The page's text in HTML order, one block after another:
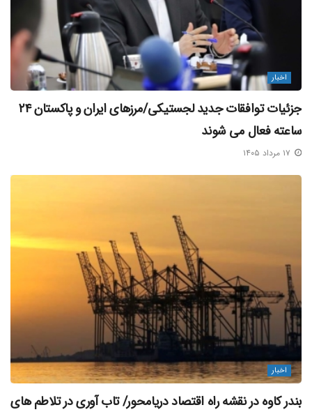
اخبار
جزئیات توافقات جدید لجستیکی/مرزهای ایران و پاکستان ۲۴
ساعته فعال می‌ شوند
اخبار
بندر کاوه در نقشه راه اقتصاد دریامحور/ تاب‌ آوری در تلاطم‌ های